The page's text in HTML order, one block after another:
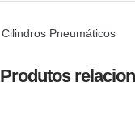
Cilindros Pneumáticos
Produtos